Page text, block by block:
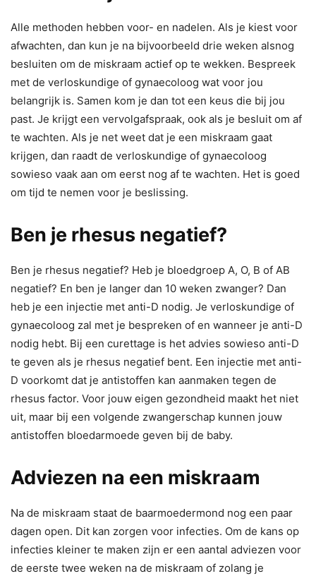
Alle methoden hebben voor- en nadelen. Als je kiest voor
afwachten, dan kun je na bijvoorbeeld drie weken alsnog
besluiten om de miskraam actief op te wekken. Bespreek
met de verloskundige of gynaecoloog wat voor jou
belangrijk is. Samen kom je dan tot een keus die bij jou
past. Je krijgt een vervolgafspraak, ook als je besluit om af
te wachten. Als je net weet dat je een miskraam gaat
krijgen, dan raadt de verloskundige of gynaecoloog
sowieso vaak aan om eerst nog af te wachten. Het is goed
om tijd te nemen voor je beslissing.
Ben je rhesus negatief?
Ben je rhesus negatief? Heb je bloedgroep A, O, B of AB
negatief? En ben je langer dan 10 weken zwanger? Dan
heb je een injectie met anti-D nodig. Je verloskundige of
gynaecoloog zal met je bespreken of en wanneer je anti-D
nodig hebt. Bij een curettage is het advies sowieso anti-D
te geven als je rhesus negatief bent. Een injectie met anti-
D voorkomt dat je antistoffen kan aanmaken tegen de
rhesus factor. Voor jouw eigen gezondheid maakt het niet
uit, maar bij een volgende zwangerschap kunnen jouw
antistoffen bloedarmoede geven bij de baby.
Adviezen na een miskraam
Na de miskraam staat de baarmoedermond nog een paar
dagen open. Dit kan zorgen voor infecties. Om de kans op
infecties kleiner te maken zijn er een aantal adviezen voor
de eerste twee weken na de miskraam of zolang je